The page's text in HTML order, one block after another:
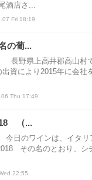
酒店さ...
Fri 18:19
の葡...
長野県上高井郡高山村
資により2015年に会社
Thu 17:49
（...
日のワインは、イタリ
その名のとおり、シ
22:55